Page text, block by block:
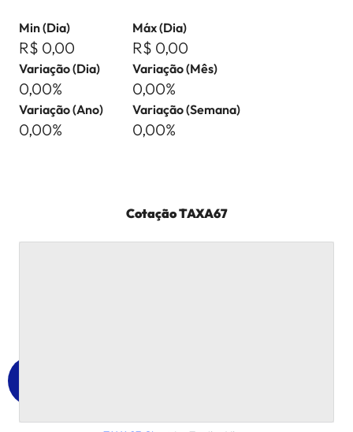
Min (Dia)
R$ 0,00
Máx (Dia)
R$ 0,00
Variação (Dia)
0,00%
Variação (Mês)
0,00%
Variação (Ano)
0,00%
Variação (Semana)
0,00%
CotaçãoTAXA67